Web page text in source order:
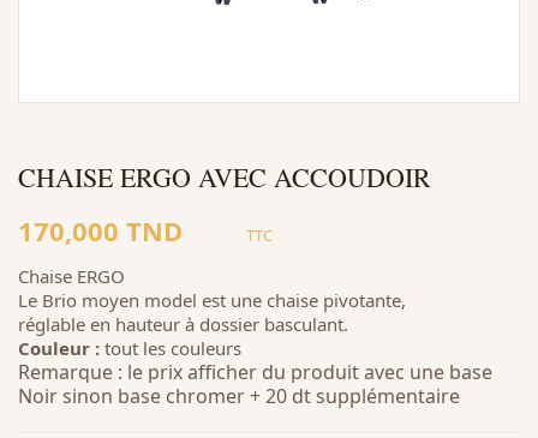
CHAISE ERGO AVEC ACCOUDOIR
170,000 TND TTC
Chaise ERGO
Le Brio moyen model est une chaise pivotante,
réglable en hauteur à dossier basculant.
Couleur : tout les couleurs
Remarque : le prix afficher du produit avec une base
Noir sinon base chromer + 20 dt supplémentaire